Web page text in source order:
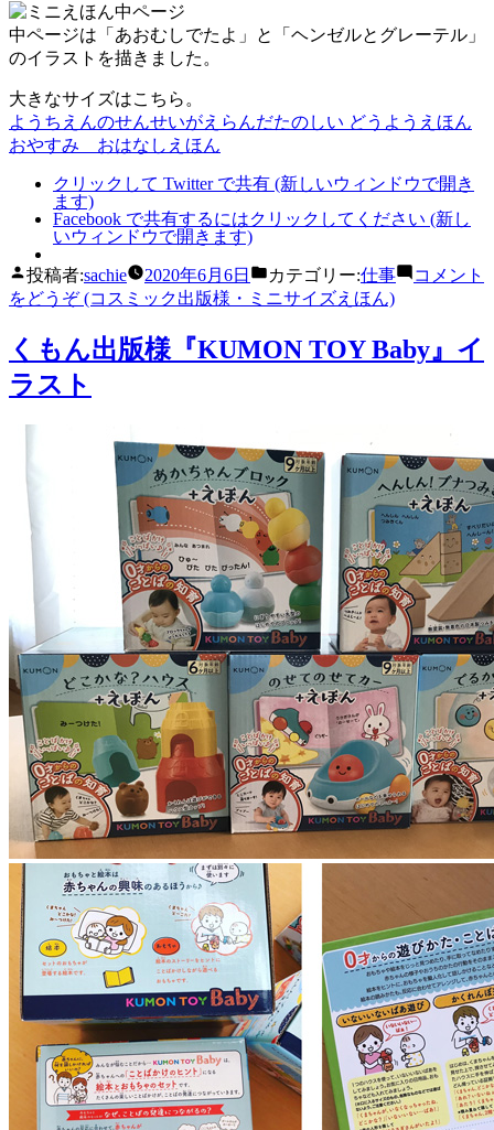
中ページは「あおむしでたよ」と「ヘンゼルとグレーテル」
のイラストを描きました。
大きなサイズはこちら。
ようちえんのせんせいがえらんだたのしい どうようえほん
おやすみ おはなしえほん
クリックして Twitter で共有 (新しいウィンドウで開き
ます)
Facebook で共有するにはクリックしてください (新し
いウィンドウで開きます)
投稿者:sachie 2020年6月6日 カテゴリー:仕事
コメント
をどうぞ(コスミック出版様・ミニサイズえほん)
くもん出版様『KUMON TOY Baby』イ
ラスト